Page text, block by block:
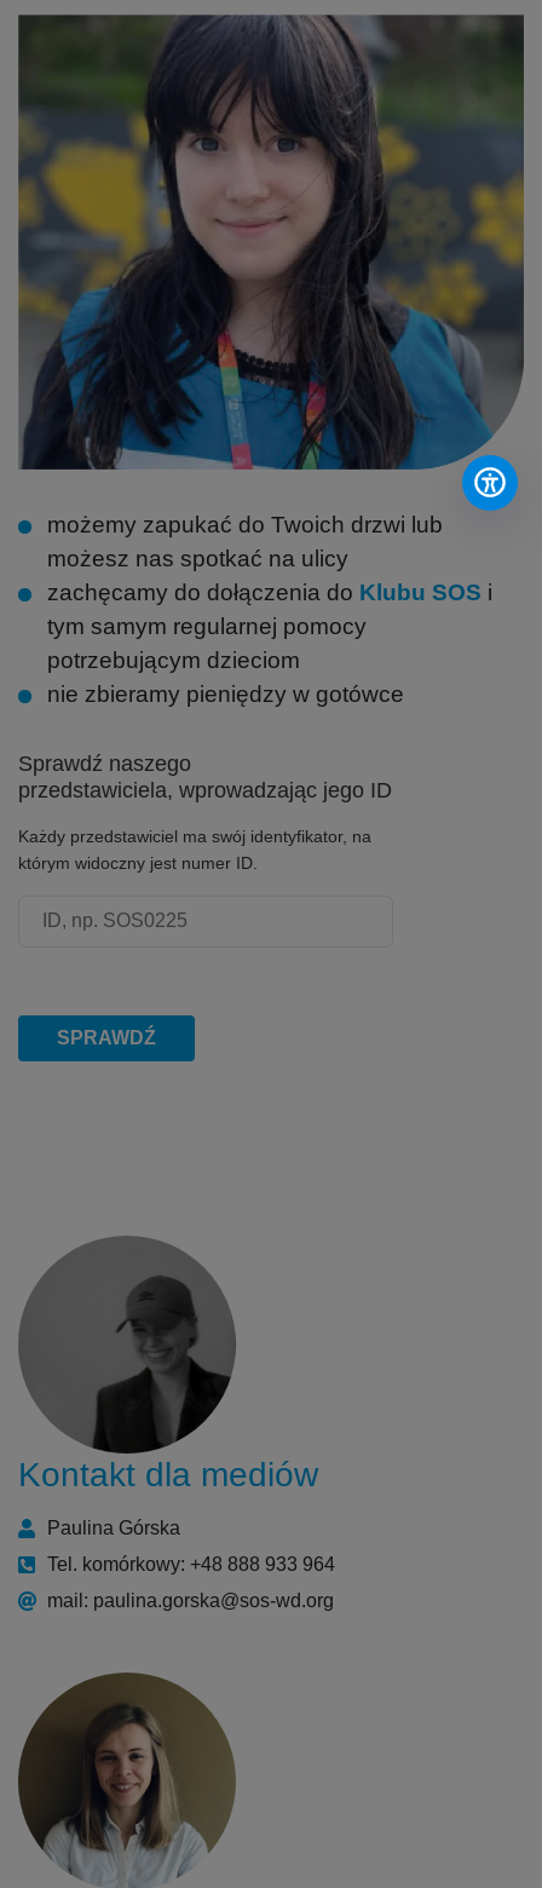
możemy zapukać do Twoich drzwi lub
możesz nas spotkać na ulicy
zachęcamy do dołączenia do Klubu SOS i
tym samym regularnej pomocy
potrzebującym dzieciom
nie zbieramy pieniędzy w gotówce
Sprawdź naszego
przedstawiciela, wprowadzając jego ID
Każdy przedstawiciel ma swój identyfikator, na
którym widoczny jest numer ID.
SPRAWDŹ
Kontakt dla mediów
Paulina Górska
Tel. komórkowy: +48 888 933 964
mail: paulina.gorska@sos-wd.org